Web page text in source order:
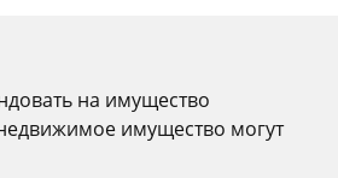
на имущество
имущество могут